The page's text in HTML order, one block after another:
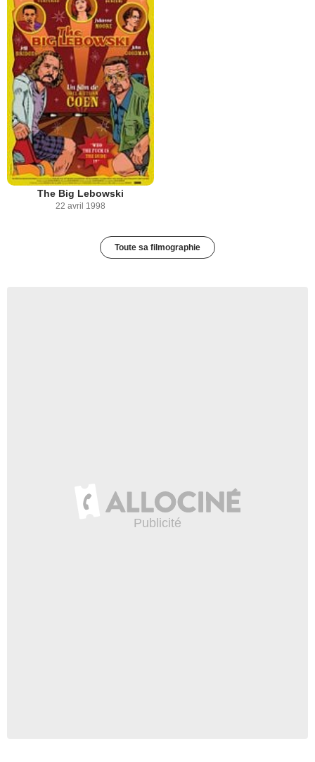
The Big Lebowski
22 avril 1998
Toute sa filmographie